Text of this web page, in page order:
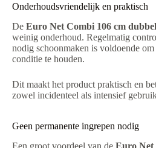
Onderhoudsvriendelijk en praktisch
De Euro Net Combi 106 cm
weinig onderhoud. Regelmatig
nodig schoonmaken is voldoende
conditie te houden.
Dit maakt het product praktisch en
zowel incidenteel als intensief
Geen permanente ingrepen nodig
Een groot voordeel van de Euro Net